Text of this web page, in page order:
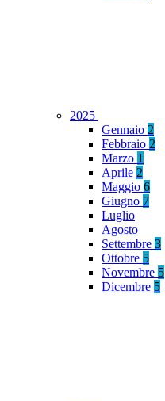
2025
Gennaio 2
Febbraio 2
Marzo 1
Aprile 2
Maggio 6
Giugno 7
Luglio
Agosto
Settembre 3
Ottobre 5
Novembre 5
Dicembre 5